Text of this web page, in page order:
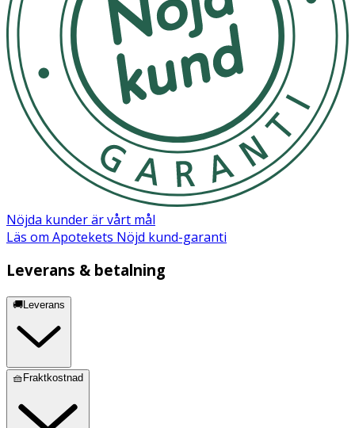
Nöjda kunder är vårt mål
Läs om Apotekets Nöjd kund-garanti
Leverans & betalning
🚚Leverans
🧺Fraktkostnad